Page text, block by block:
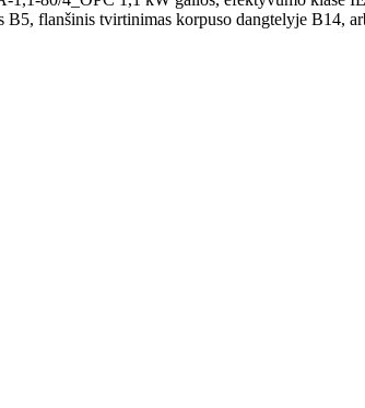
flanšinis tvirtinimas korpuso dangtelyje B14,